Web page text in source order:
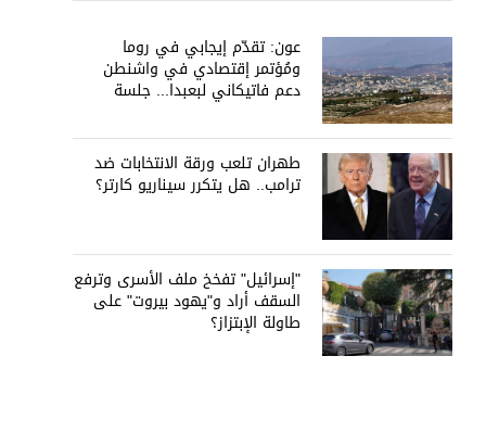
عون: تقدّم إيجابي في روما
ومُؤتمر إقتصادي في واشنطن
دعم فاتيكاني لبعبدا... جلسة
على الطاولة
طهران تلعب ورقة الانتخابات ضد
ترامب.. هل يتكرر سيناريو كارتر؟
"إسرائيل" تفخخ ملف الأسرى وترفع
السقف أراد و"يهود بيروت" على
طاولة الإبتزاز؟